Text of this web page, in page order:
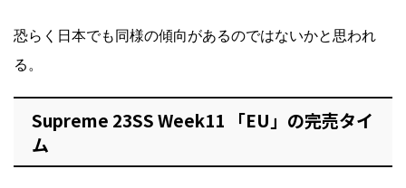
恐らく日本でも同様の傾向があるのではないかと思われ
る。
Supreme 23SS Week11 「EU」の完売タイ
ム